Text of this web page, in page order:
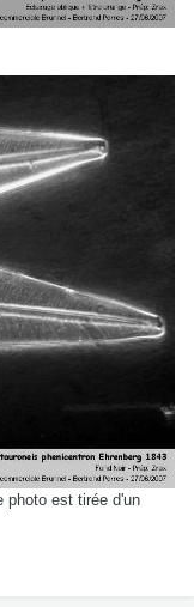
photo est tirée d'un